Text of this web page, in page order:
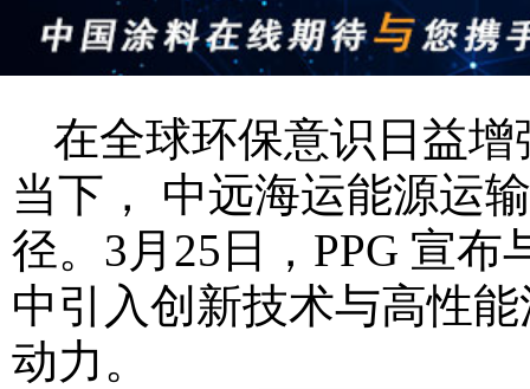
在全球环保意识日益
当下， 中远海运能源运
径。3月25日，PPG 宣
中引入创新技术与高性
动力。